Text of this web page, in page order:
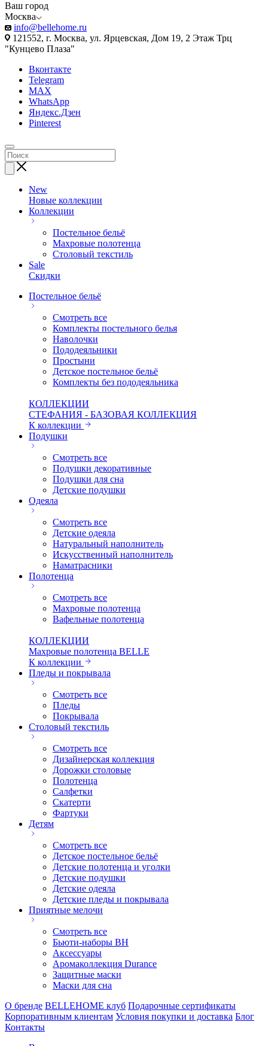
Ваш город
Москва
info@bellehome.ru
121552, г. Москва, ул. Ярцевская, Дом 19, 2 Этаж Трц
"Кунцево Плаза"
Вконтакте
Telegram
MAX
WhatsApp
Яндекс.Дзен
Pinterest
New
Новые коллекции
Коллекции
Постельное бельё
Махровые полотенца
Столовый текстиль
Sale
Скидки
Постельное бельё
Смотреть все
Комплекты постельного белья
Наволочки
Пододеяльники
Простыни
Детское постельное бельё
Комплекты без пододеяльника
КОЛЛЕКЦИИ
СТЕФАНИЯ - БАЗОВАЯ КОЛЛЕКЦИЯ
К коллекции
Подушки
Смотреть все
Подушки декоративные
Подушки для сна
Детские подушки
Одеяла
Смотреть все
Детские одеяла
Натуральный наполнитель
Искуcственный наполнитель
Наматрасники
Полотенца
Смотреть все
Махровые полотенца
Вафельные полотенца
КОЛЛЕКЦИИ
Махровые полотенца BELLE
К коллекции
Пледы и покрывала
Смотреть все
Пледы
Покрывала
Столовый текстиль
Смотреть все
Дизайнерская коллекция
Дорожки столовые
Полотенца
Салфетки
Скатерти
Фартуки
Детям
Смотреть все
Детское постельное бельё
Детские полотенца и уголки
Детские подушки
Детские одеяла
Детские пледы и покрывала
Приятные мелочи
Смотреть все
Бьюти-наборы ВН
Аксессуары
Аромаколлекция Durance
Защитные маски
Маски для сна
О бренде BELLEHOME клуб Подарочные сертификаты
Корпоративным клиентам Условия покупки и доставка Блог
Контакты